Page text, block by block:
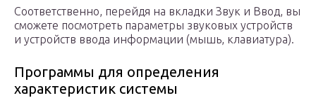
Соответственно, перейдя на вкладки Звук и Ввод, вы
сможете посмотреть параметры звуковых устройств
и устройств ввода информации (мышь, клавиатура).
Программы для определения
характеристик системы